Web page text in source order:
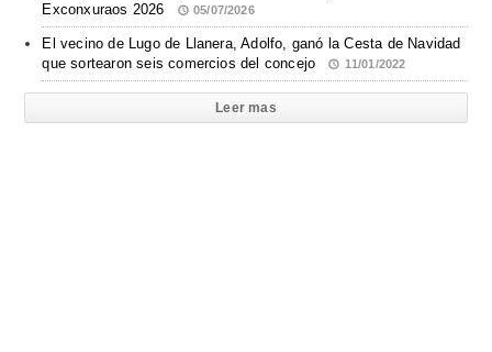
Exconxuraos 2026
05/07/2026
El vecino de Lugo de Llanera, Adolfo, ganó la Cesta de Navidad
que sortearon seis comercios del concejo
11/01/2022
Leer mas